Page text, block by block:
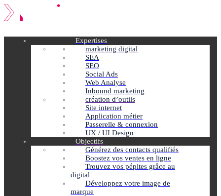
Expertises
marketing digital
SEA
SEO
Social Ads
Web Analyse
Inbound marketing
création d’outils
Site internet
Application métier
Passerelle & connexion
UX / UI Design
Objectifs
Générez des contacts qualifiés
Boostez vos ventes en ligne
Trouvez vos pépites grâce au
digital
Développez votre image de
marque